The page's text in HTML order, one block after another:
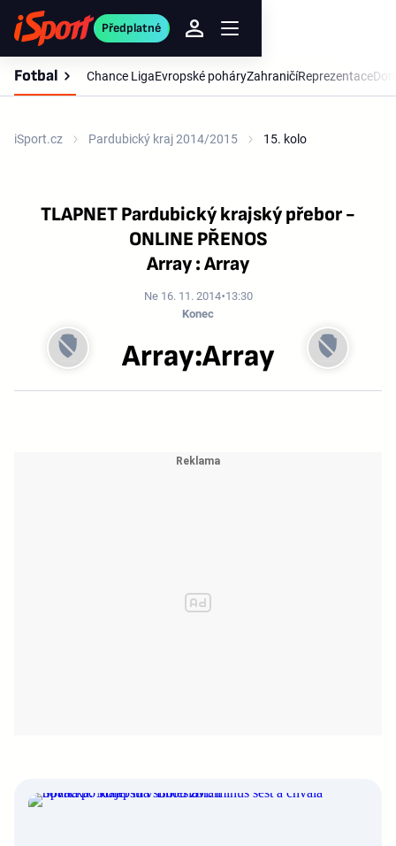
Předplatné
Fotbal Chance LigaEvropské poháryZahraničíReprezentace
iSport.cz Pardubický kraj 2014/2015 15. kolo
TLAPNET Pardubický krajský přebor -
ONLINE PŘENOS
Array : Array
Ne 16. 11. 2014 13:30
Konec
Array:Array